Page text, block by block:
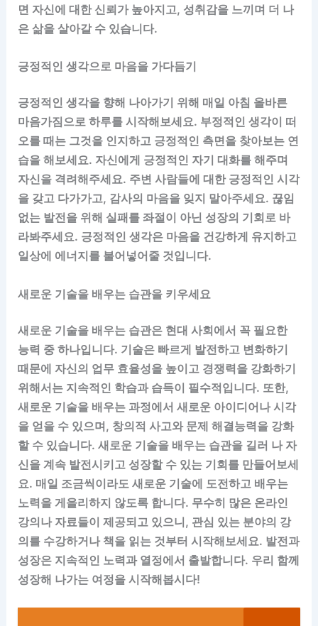
면 자신에 대한 신뢰가 높아지고, 성취감을 느끼며 더 나
은 삶을 살아갈 수 있습니다.
긍정적인 생각으로 마음을 가다듬기
긍정적인 생각을 향해 나아가기 위해 매일 아침 올바른
마음가짐으로 하루를 시작해보세요. 부정적인 생각이 떠
오를 때는 그것을 인지하고 긍정적인 측면을 찾아보는 연
습을 해보세요. 자신에게 긍정적인 자기 대화를 해주며
자신을 격려해주세요. 주변 사람들에 대한 긍정적인 시각
을 갖고 다가가고, 감사의 마음을 잊지 말아주세요. 끊임
없는 발전을 위해 실패를 좌절이 아닌 성장의 기회로 바
라봐주세요. 긍정적인 생각은 마음을 건강하게 유지하고
일상에 에너지를 불어넣어줄 것입니다.
새로운 기술을 배우는 습관을 키우세요
새로운 기술을 배우는 습관은 현대 사회에서 꼭 필요한
능력 중 하나입니다. 기술은 빠르게 발전하고 변화하기
때문에 자신의 업무 효율성을 높이고 경쟁력을 강화하기
위해서는 지속적인 학습과 습득이 필수적입니다. 또한,
새로운 기술을 배우는 과정에서 새로운 아이디어나 시각
을 얻을 수 있으며, 창의적 사고와 문제 해결능력을 강화
할 수 있습니다. 새로운 기술을 배우는 습관을 길러 나 자
신을 계속 발전시키고 성장할 수 있는 기회를 만들어보세
요. 매일 조금씩이라도 새로운 기술에 도전하고 배우는
노력을 게을리하지 않도록 합니다. 무수히 많은 온라인
강의나 자료들이 제공되고 있으니, 관심 있는 분야의 강
의를 수강하거나 책을 읽는 것부터 시작해보세요. 발전과
성장은 지속적인 노력과 열정에서 출발합니다. 우리 함께
성장해 나가는 여정을 시작해봅시다!